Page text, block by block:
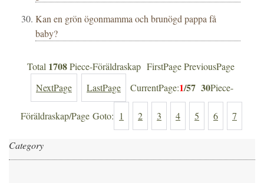
Kan en grön ögonmamma och brunögd pappa få
baby?
Total 1708Piece-Föräldraskap FirstPage PreviousPage
NextPage
LastPage CurrentPage:1/57 30Piece-
Föräldraskap/Page Goto: 1 2 3 4 5 6 7
Category